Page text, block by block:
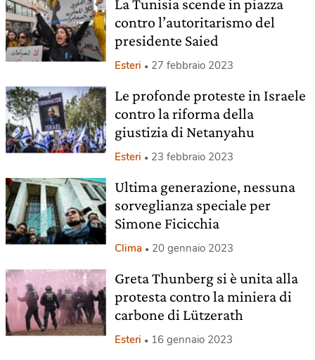
La Tunisia scende in piazza
contro l’autoritarismo del
presidente Saied
Esteri 27 febbraio 2023
Le profonde proteste in Israele
contro la riforma della
giustizia di Netanyahu
Esteri 23 febbraio 2023
Ultima generazione, nessuna
sorveglianza speciale per
Simone Ficicchia
Clima 20 gennaio 2023
Greta Thunberg si è unita alla
protesta contro la miniera di
carbone di Lützerath
Esteri 16 gennaio 2023